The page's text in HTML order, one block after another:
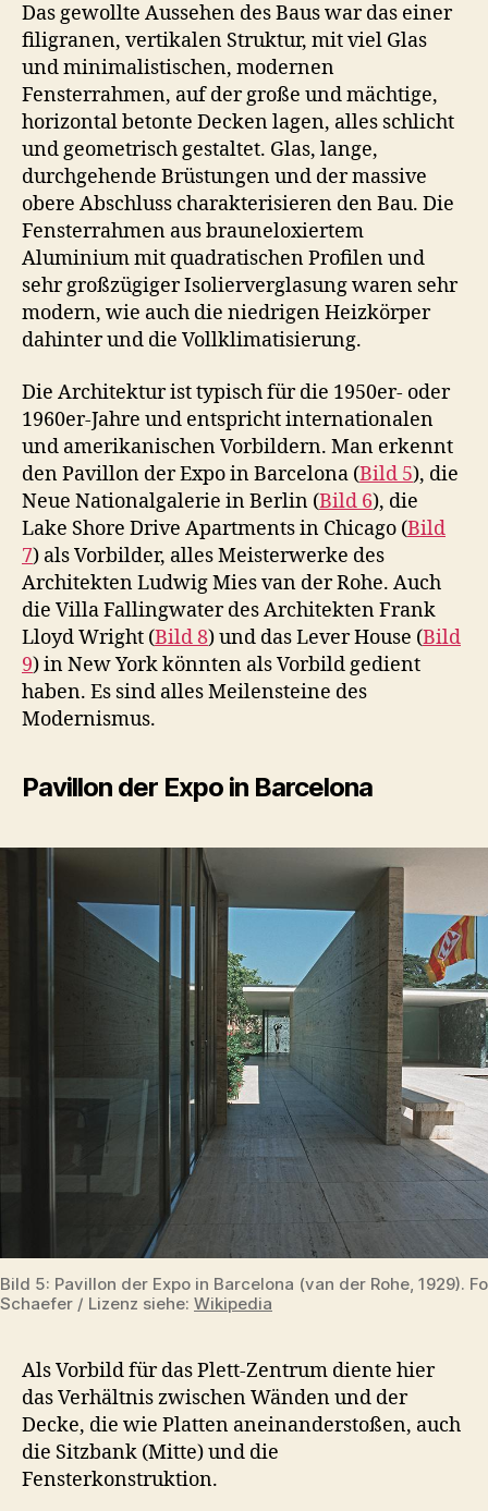
Das gewollte Aussehen des Baus war das einer
filigranen, vertikalen Struktur, mit viel Glas
und minimalistischen, modernen
Fensterrahmen, auf der große und mächtige,
horizontal betonte Decken lagen, alles schlicht
und geometrisch gestaltet. Glas, lange,
durchgehende Brüstungen und der massive
obere Abschluss charakterisieren den Bau. Die
Fensterrahmen aus brauneloxiertem
Aluminium mit quadratischen Profilen und
sehr großzügiger Isolierverglasung waren sehr
modern, wie auch die niedrigen Heizkörper
dahinter und die Vollklimatisierung.
Die Architektur ist typisch für die 1950er- oder
1960er-Jahre und entspricht internationalen
und amerikanischen Vorbildern. Man erkennt
den Pavillon der Expo in Barcelona (Bild 5), die
Neue Nationalgalerie in Berlin (Bild 6), die
Lake Shore Drive Apartments in Chicago (Bild
7) als Vorbilder, alles Meisterwerke des
Architekten Ludwig Mies van der Rohe. Auch
die Villa Fallingwater des Architekten Frank
Lloyd Wright (Bild 8) und das Lever House (Bild
9) in New York könnten als Vorbild gedient
haben. Es sind alles Meilensteine des
Modernismus.
Pavillon der Expo in Barcelona
Bild 5: Pavillon der Expo in Barcelona (van der Rohe, 1929).
Schaefer / Lizenz siehe: Wikipedia
Als Vorbild für das Plett-Zentrum diente hier
das Verhältnis zwischen Wänden und der
Decke, die wie Platten aneinanderstoßen, auch
die Sitzbank (Mitte) und die
Fensterkonstruktion.